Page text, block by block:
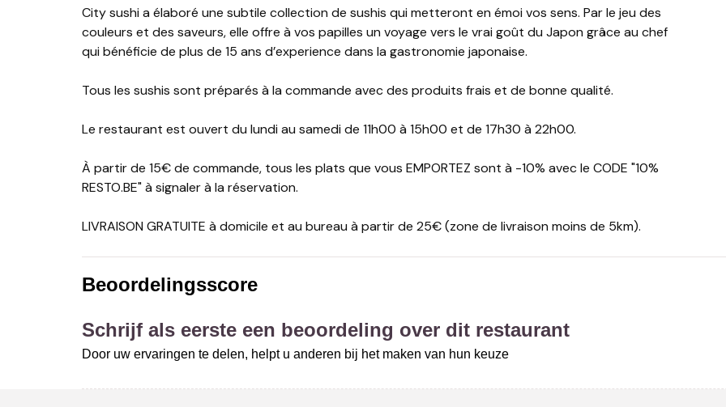
City sushi a élaboré une subtile collection de sushis qui metteront en émoi vos sens. Par le jeu des
couleurs et des saveurs, elle offre à vos papilles un voyage vers le vrai goût du Japon grâce au chef
qui bénéficie de plus de 15 ans d’experience dans la gastronomie japonaise.
Tous les sushis sont préparés à la commande avec des produits frais et de bonne qualité.
Le restaurant est ouvert du lundi au samedi de 11h00 à 15h00 et de 17h30 à 22h00.
À partir de 15€ de commande, tous les plats que vous EMPORTEZ sont à -10% avec le CODE "10%
RESTO.BE" à signaler à la réservation.
LIVRAISON GRATUITE à domicile et au bureau à partir de 25€ (zone de livraison moins de 5km).
Beoordelingsscore
Schrijf als eerste een beoordeling over dit restaurant
Door uw ervaringen te delen, helpt u anderen bij het maken van hun keuze